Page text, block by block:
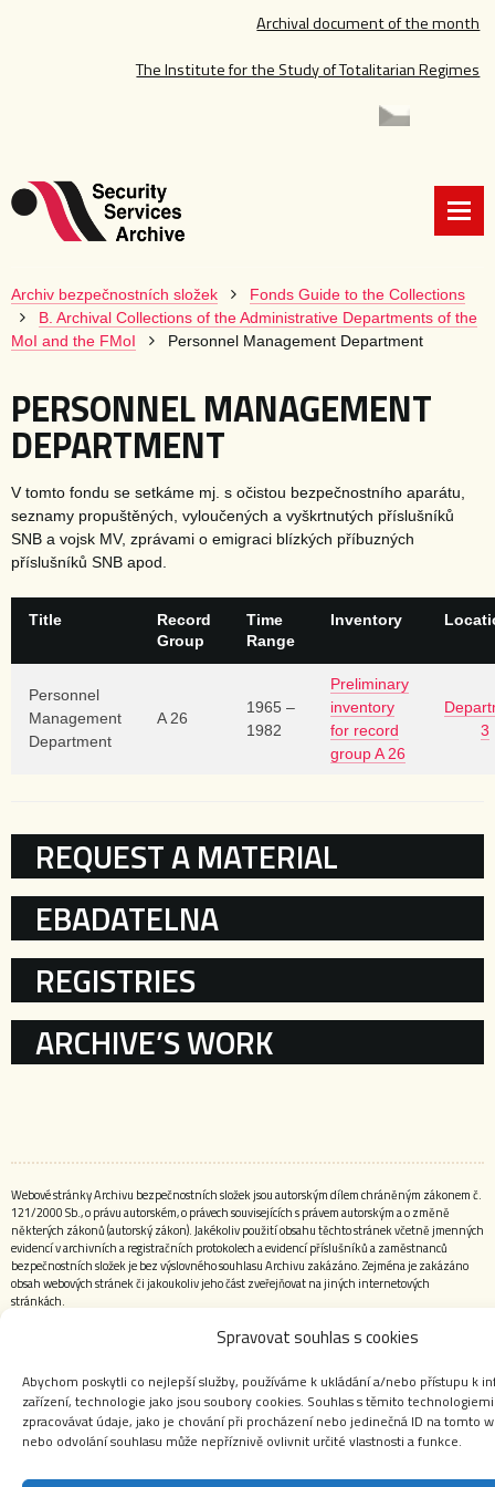
Spravovat souhlas s cookies
Abychom poskytli co nejlepší služby, používáme k ukládání a/nebo přístupu k
zařízení, technologie jako jsou soubory cookies. Souhlas s těmito
zpracovávat údaje, jako je chování při procházení nebo jedinečná ID na tomto
nebo odvolání souhlasu může nepříznivě ovlivnit určité vlastnosti a funkce.
Archival document of the month
The Institute for the Study of Totalitarian Regimes
Archiv bezpečnostních složek
Fonds Guide to the Collections
B. Archival Collections of the Administrative Departments of the
MoI and the FMoI
Personnel Management Department
PERSONNEL MANAGEMENT
DEPARTMENT
V tomto fondu se setkáme mj. s očistou bezpečnostního aparátu,
seznamy propuštěných, vyloučených a vyškrtnutých příslušníků
SNB a vojsk MV, zprávami o emigraci blízkých příbuzných
příslušníků SNB apod.
Title
Record
Group
Time
Range
Inventory
Personnel
Management
Department
A 26
1965 –
1982
Preliminary
inventory
for record
group A 26
3
KATEGORIE
REQUEST A MATERIAL
EBADATELNA
REGISTRIES
ARCHIVE’S WORK
Webové stránky Archivu bezpečnostních složek jsou autorským dílem chráněným zákonem č.
121/2000 Sb., o právu autorském, o právech souvisejících s právem autorským a o změně
některých zákonů (autorský zákon). Jakékoliv použití obsahu těchto stránek včetně jmenných
evidencí v archivních a registračních protokolech a evidencí příslušníků a zaměstnanců
bezpečnostních složek je bez výslovného souhlasu Archivu zakázáno. Zejména je zakázáno
obsah webových stránek či jakoukoliv jeho část zveřejňovat na jiných internetových
stránkách.